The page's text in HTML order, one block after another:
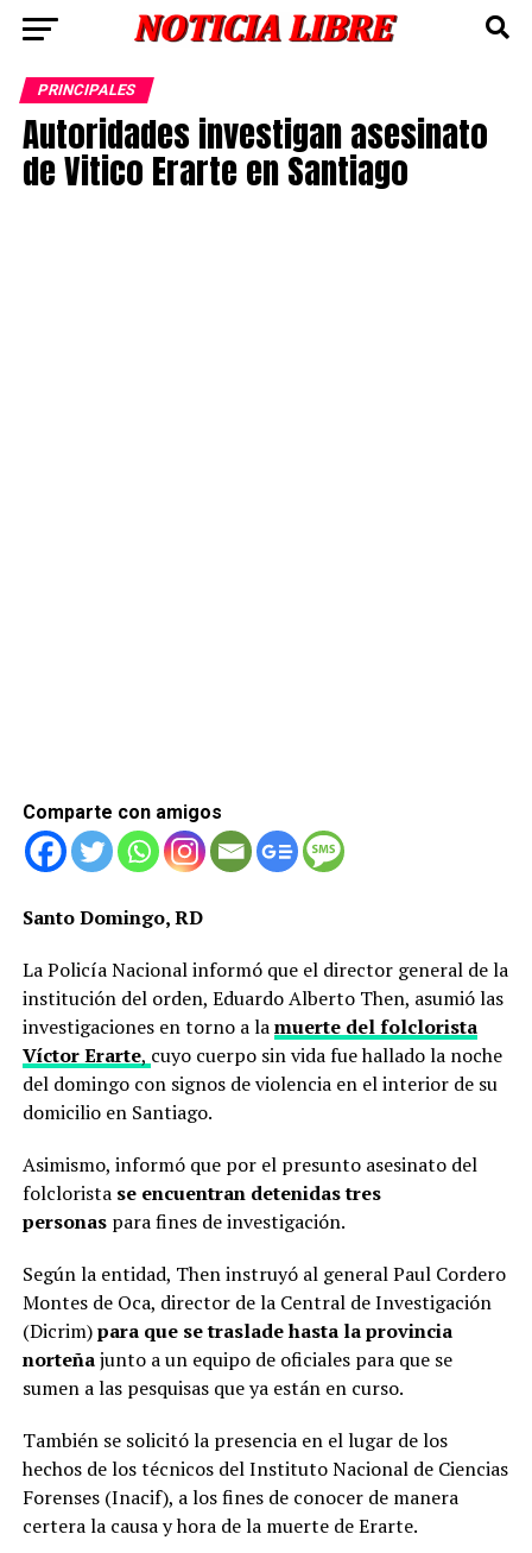
PRINCIPALES
Autoridades investigan asesinato
de Vitico Erarte en Santiago
Comparte con amigos
Santo Domingo, RD
La Policía Nacional informó que el director general de la
institución del orden, Eduardo Alberto Then, asumió las
investigaciones en torno a lamuerte del folclorista
Víctor Erarte, cuyo cuerpo sin vida fue hallado la noche
del domingo con signos de violencia en el interior de su
domicilio en Santiago.
Asimismo, informó que por el presunto asesinato del
folclorista se encuentran detenidas tres
personaspara fines de investigación.
Según la entidad, Then instruyó al general Paul Cordero
Montes de Oca, director de la Central de Investigación
(Dicrim)para que se traslade hasta la provincia
norteñajunto a un equipo de oficiales para que se
sumen a las pesquisas que ya están en curso.
También se solicitó la presencia en el lugar de los
hechos de los técnicos del Instituto Nacional de Ciencias
Forenses (Inacif), a los fines de conocer de manera
certera la causa y hora de la muerte de Erarte.